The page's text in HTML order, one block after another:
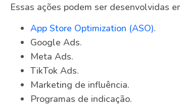
Essas ações podem ser desenvolvidas
App Store Optimization (ASO).
Google Ads.
Meta Ads.
TikTok Ads.
Marketing de influência.
Programas de indicação.